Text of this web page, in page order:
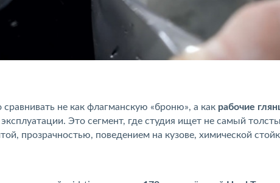
сравнивать не как флагманскую «броню», а как рабочие
Это сегмент, где студия ищет не самый
прозрачностью, поведением на кузове, химической